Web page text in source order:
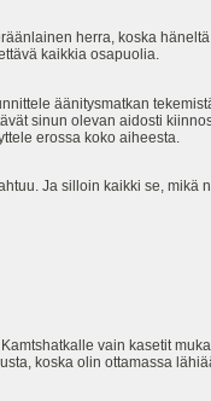
herra, koska
kaikkia osapuolia.
äänitysmatkan
sinun olevan aidosti
erossa koko aiheesta.
Ja silloin kaikki se, mikä
vain kasetit
koska olin ottamassa